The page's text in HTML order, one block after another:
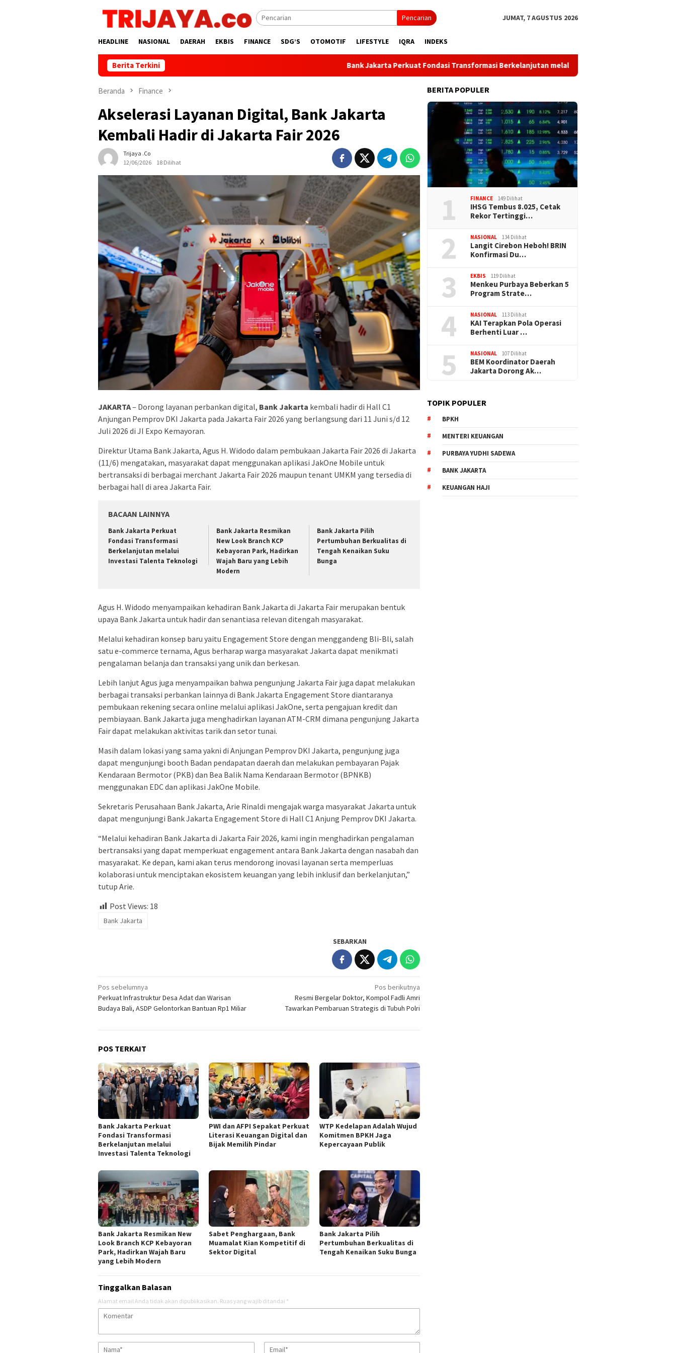
Pencarian JUMAT, 7 AGUSTUS 2026
HEADLINE NASIONAL DAERAH EKBIS FINANCE SDG’S OTOMOTIF LIFESTYLE IQRA INDEKS
Berita Terkini Bank Jakarta Perkuat Fondasi Transformasi Berkelanjutan melalui Investasi Talenta Teknologi
Beranda Finance
Akselerasi Layanan Digital, Bank Jakarta
Kembali Hadir di Jakarta Fair 2026
Trijaya .co
12/06/2026
18 Dilihat
JAKARTA– Dorong layanan perbankan digital, Bank Jakarta kembali hadir di Hall C1
Anjungan Pemprov DKI Jakarta pada Jakarta Fair 2026 yang berlangsung dari 11 Juni s/d 12
Juli 2026 di JI Expo Kemayoran.
Direktur Utama Bank Jakarta, Agus H. Widodo dalam pembukaan Jakarta Fair 2026 di Jakarta
(11/6) mengatakan, masyarakat dapat menggunakan aplikasi JakOne Mobile untuk
bertransaksi di berbagai merchant Jakarta Fair 2026 maupun tenant UMKM yang tersedia di
berbagai hall di area Jakarta Fair.
BACAAN LAINNYA
Bank Jakarta Perkuat
Fondasi Transformasi
Berkelanjutan melalui
Investasi Talenta Teknologi
Bank Jakarta Resmikan
New Look Branch KCP
Kebayoran Park, Hadirkan
Wajah Baru yang Lebih
Modern
Bank Jakarta Pilih
Pertumbuhan Berkualitas di
Tengah Kenaikan Suku
Bunga
Agus H. Widodo menyampaikan kehadiran Bank Jakarta di Jakarta Fair merupakan bentuk
upaya Bank Jakarta untuk hadir dan senantiasa relevan ditengah masyarakat.
Melalui kehadiran konsep baru yaitu Engagement Store dengan menggandeng Bli-Bli, salah
satu e-commerce ternama, Agus berharap warga masyarakat Jakarta dapat menikmati
pengalaman belanja dan transaksi yang unik dan berkesan.
Lebih lanjut Agus juga menyampaikan bahwa pengunjung Jakarta Fair juga dapat melakukan
berbagai transaksi perbankan lainnya di Bank Jakarta Engagement Store diantaranya
pembukaan rekening secara online melalui aplikasi JakOne, serta pengajuan kredit dan
pembiayaan. Bank Jakarta juga menghadirkan layanan ATM-CRM dimana pengunjung Jakarta
Fair dapat melakukan aktivitas tarik dan setor tunai.
Masih dalam lokasi yang sama yakni di Anjungan Pemprov DKI Jakarta, pengunjung juga
dapat mengunjungi booth Badan pendapatan daerah dan melakukan pembayaran Pajak
Kendaraan Bermotor (PKB) dan Bea Balik Nama Kendaraan Bermotor (BPNKB)
menggunakan EDC dan aplikasi JakOne Mobile.
Sekretaris Perusahaan Bank Jakarta, Arie Rinaldi mengajak warga masyarakat Jakarta untuk
dapat mengunjungi Bank Jakarta Engagement Store di Hall C1 Anjung Pemprov DKI Jakarta.
“Melalui kehadiran Bank Jakarta di Jakarta Fair 2026, kami ingin menghadirkan pengalaman
bertransaksi yang dapat memperkuat engagement antara Bank Jakarta dengan nasabah dan
masyarakat. Ke depan, kami akan terus mendorong inovasi layanan serta memperluas
kolaborasi untuk menciptakan ekosistem keuangan yang lebih inklusif dan berkelanjutan,”
tutup Arie.
Post Views: 18
Bank Jakarta
SEBARKAN
Navigasi
pos
Pos sebelumnya
Perkuat Infrastruktur Desa Adat dan Warisan
Budaya Bali, ASDP Gelontorkan Bantuan Rp1 Miliar
Pos berikutnya
Resmi Bergelar Doktor, Kompol Fadli Amri
Tawarkan Pembaruan Strategis di Tubuh Polri
POS TERKAIT
Bank Jakarta Perkuat
Fondasi Transformasi
Berkelanjutan melalui
Investasi Talenta Teknologi
PWI dan AFPI Sepakat Perkuat
Literasi Keuangan Digital dan
Bijak Memilih Pindar
WTP Kedelapan Adalah Wujud
Komitmen BPKH Jaga
Kepercayaan Publik
Bank Jakarta Resmikan New
Look Branch KCP Kebayoran
Park, Hadirkan Wajah Baru
yang Lebih Modern
Sabet Penghargaan, Bank
Muamalat Kian Kompetitif di
Sektor Digital
Bank Jakarta Pilih
Pertumbuhan Berkualitas di
Tengah Kenaikan Suku Bunga
Tinggalkan Balasan
Alamat email Anda tidak akan dipublikasikan. Ruas yang wajib ditandai *
BERITA POPULER
1 FINANCE 149 Dilihat
IHSG Tembus 8.025, Cetak
Rekor Tertinggi…
2 NASIONAL 134 Dilihat
Langit Cirebon Heboh! BRIN
Konfirmasi Du…
3 EKBIS 119 Dilihat
Menkeu Purbaya Beberkan 5
Program Strate…
4 NASIONAL 113 Dilihat
KAI Terapkan Pola Operasi
Berhenti Luar …
5 NASIONAL 107 Dilihat
BEM Koordinator Daerah
Jakarta Dorong Ak…
TOPIK POPULER
BPKH
MENTERI KEUANGAN
PURBAYA YUDHI SADEWA
BANK JAKARTA
KEUANGAN HAJI